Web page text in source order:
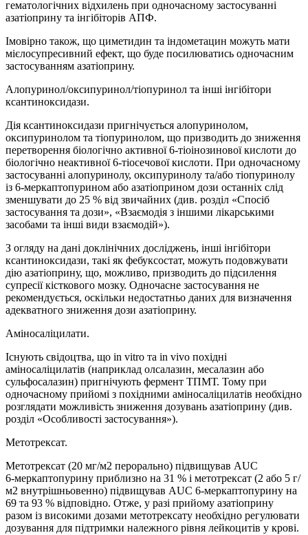
гематологічних відхилень при одночасному застосуванні
азатіоприну та інгібіторів АПФ.
Імовірно також, що циметидин та індометацин можуть мати
мієлосупресивний ефект, що буде посилюватись одночасним
застосуванням азатіоприну.
Алопуринол/оксипуринол/тіопуринол та інші інгібітори
ксантиноксидази.
Дія ксантиноксидази пригнічується алопуринолом,
оксипуринолом та тіопуринолом, що призводить до зниження
перетворення біологічно активної 6‑тіоінозинової кислоти до
біологічно неактивної 6‑тіосечової кислоти. При одночасному
застосуванні алопуринолу, оксипуринолу та/або тіопуринолу
із 6‑меркаптопурином або азатіоприном дози останніх слід
зменшувати до 25 % від звичайних (див. розділ «Спосіб
застосування та дози», «Взаємодія з іншими лікарськими
засобами та інші види взаємодій»).
З огляду на дані доклінічних досліджень, інші інгібітори
ксантиноксидази, такі як фебуксостат, можуть подовжувати
дію азатіоприну, що, можливо, призводить до підсилення
супресії кісткового мозку. Одночасне застосування не
рекомендується, оскільки недостатньо даних для визначення
адекватного зниження дози азатіоприну.
Аміносаліцилати.
Існують свідоцтва, що in vitro та in vivo похідні
аміносаліцилатів (наприклад олсалазин, месалазин або
сульфосалазин) пригнічують фермент ТПМТ. Тому при
одночасному прийомі з похідними аміносаліцилатів необхідно
розглядати можливість зниження дозувань азатіоприну (див.
розділ «Особливості застосування»).
Метотрексат.
Метотрексат (20 мг/м2 перорально) підвищував AUC
6‑меркаптопурину приблизно на 31 % і метотрексат (2 або 5 г/
м2 внутрішньовенно) підвищував AUC 6‑меркаптопурину на
69 та 93 % відповідно. Отже, у разі прийому азатіоприну
разом із високими дозами метотрексату необхідно регулювати
дозування для підтримки належного рівня лейкоцитів у крові.